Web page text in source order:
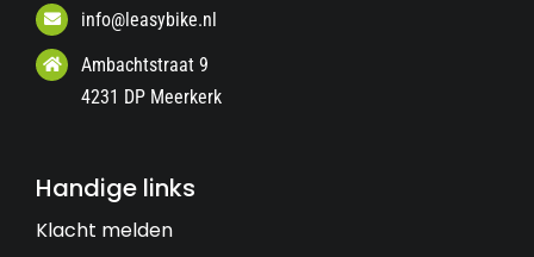
info@leasybike.nl
Ambachtstraat 9
4231 DP Meerkerk
Handige links
Klacht melden